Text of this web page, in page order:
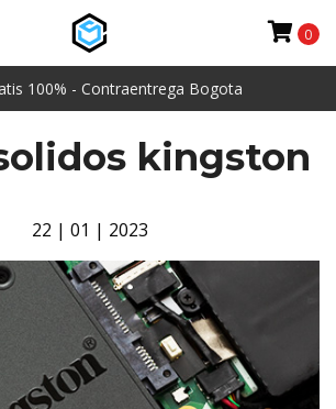
100% - Contraentrega Bogota
0
kingston
22 | 01 | 2023